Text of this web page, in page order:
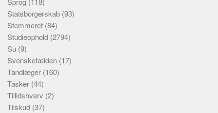
Statsborgerskab (93)
Stemmeret (84)
Studieophold (2794)
Su (9)
Svenskefælden (17)
Tandlæger (160)
Tasker (44)
Tillidshverv (2)
Tilskud (37)